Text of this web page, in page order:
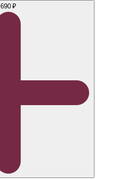
690 ₽